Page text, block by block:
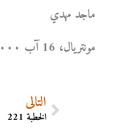
ماجد مهدي
مونتریال، 16 آب ۲۰۰۰
التالي
الخطبة 221